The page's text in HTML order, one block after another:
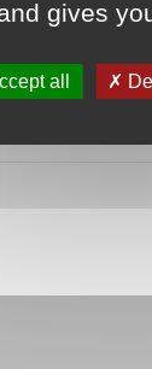
Le centre de
gives
all